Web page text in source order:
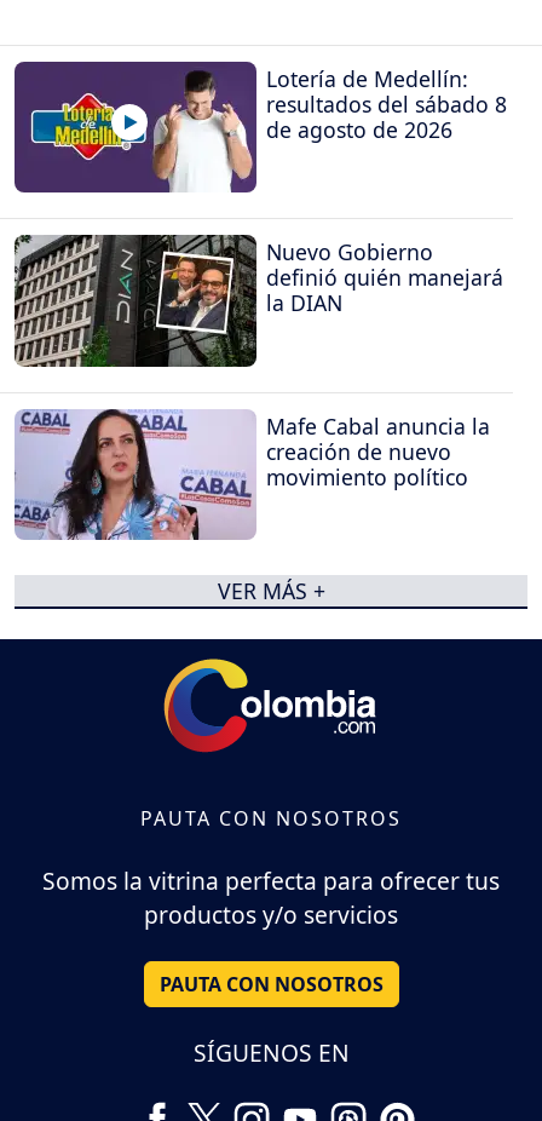
Lotería de Medellín:
resultados del sábado 8
de agosto de 2026
Nuevo Gobierno
definió quién manejará
la DIAN
Mafe Cabal anuncia la
creación de nuevo
movimiento político
VER MÁS +
PAUTA CON NOSOTROS
Somos la vitrina perfecta para ofrecer tus
productos y/o servicios
PAUTA CON NOSOTROS
SÍGUENOS EN